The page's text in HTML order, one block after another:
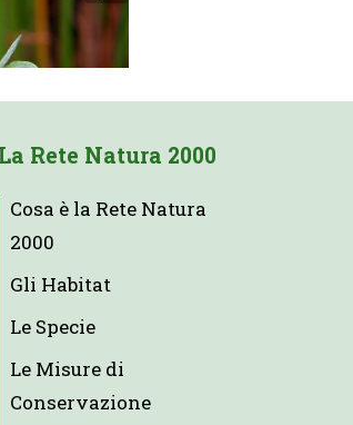
La Rete Natura 2000
Cosa è la Rete Natura
2000
Gli Habitat
Le Specie
Le Misure di
Conservazione